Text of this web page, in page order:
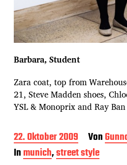
Barbara, Student
Zara coat, top from
21, Steve Madden shoes,
YSL & Monoprix and Ray Ban
B
e
i
22. Oktober 2009 Von
Inmunich,street style